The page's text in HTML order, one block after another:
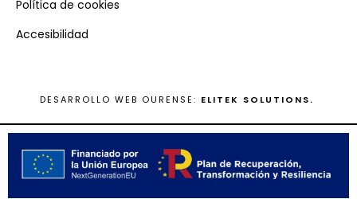
Política de cookies
Accesibilidad
DESARROLLO WEB OURENSE: ELITEK SOLUTIONS.